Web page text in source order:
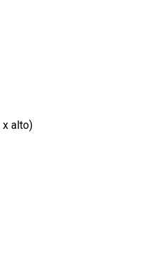
x alto)
BN-72 cantidad